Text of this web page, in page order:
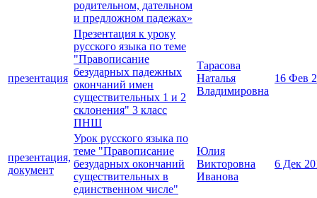
родительном, дательном
и предложном падежах»
презентация
Презентация к уроку
русского языка по теме
"Правописание
безударных падежных
окончаний имен
существительных 1 и 2
склонения" 3 класс
ПНШ
Тарасова
Наталья
Владимировна
16 Фев
презентация,
документ
Урок русского языка по
теме "Правописание
безударных окончаний
существительных в
единственном числе"
Юлия
Викторовна
Иванова
6 Дек